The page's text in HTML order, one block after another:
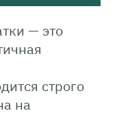
— это
строго
на